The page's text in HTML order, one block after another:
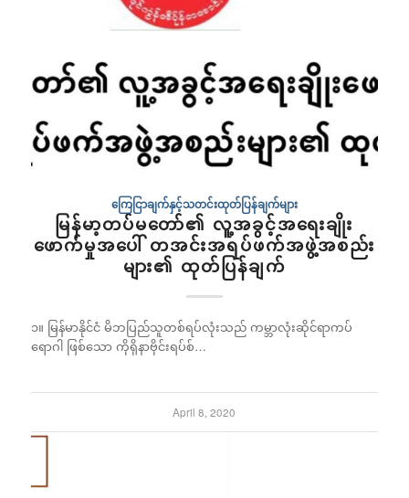
ကြေငြာချက်နှင့်သတင်းထုတ်ပြန်ချက်များ
မြန်မာ့တပ်မတော်၏ လူ့အခွင့်အရေးချိုး
ဖောက်မှုအပေါ် တအင်းအရပ်ဖက်အဖွဲ့အစည်း
များ၏ ထုတ်ပြန်ချက်
၁။ မြန်မာနိုင်ငံ မိဘပြည်သူတစ်ရပ်လုံးသည် ကမ္ဘာလုံးဆိုင်ရာကပ်
ရောဂါ ဖြစ်သော ကိုရိုနာဗိုင်းရပ်စ်…
April 8, 2020